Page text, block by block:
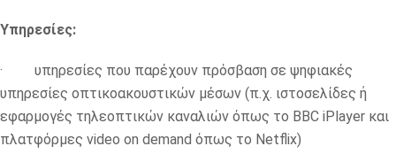
Υπηρεσίες:
· υπηρεσίες που παρέχουν πρόσβαση σε ψηφιακές
υπηρεσίες οπτικοακουστικών μέσων (π.χ. ιστοσελίδες ή
εφαρμογές τηλεοπτικών καναλιών όπως το BBC iPlayer και
πλατφόρμες video on demand όπως το Netflix)